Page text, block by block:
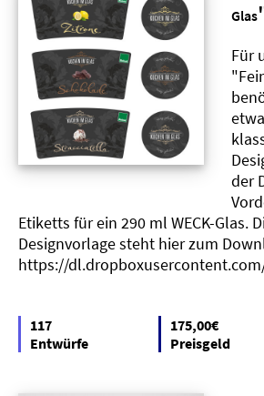
Glas
Für
der
Etiketts für ein 290 ml WECK-Glas.
Designvorlage steht hier zum
https://
117
Entwürfe
175,00€
Preisgeld